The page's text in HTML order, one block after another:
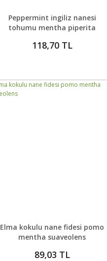
DETAYLAR SEPETE EKLE
Peppermint ingiliz nanesi
tohumu mentha piperita
118,70 TL
DETAYLAR GELİNCE HABER
Elma kokulu nane fidesi pomo
mentha suaveolens
89,03 TL